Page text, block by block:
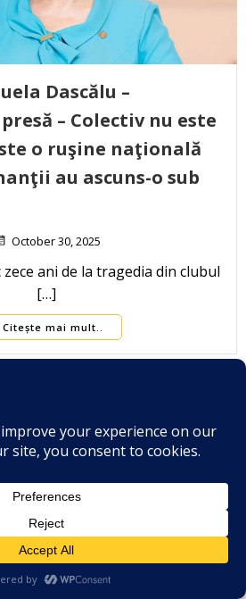
Dascălu –
– Colectiv nu este
o ruşine naţională
au ascuns-o sub
October 30, 2025
ani de la tragedia din clubul
[…]
Citește mai mult..